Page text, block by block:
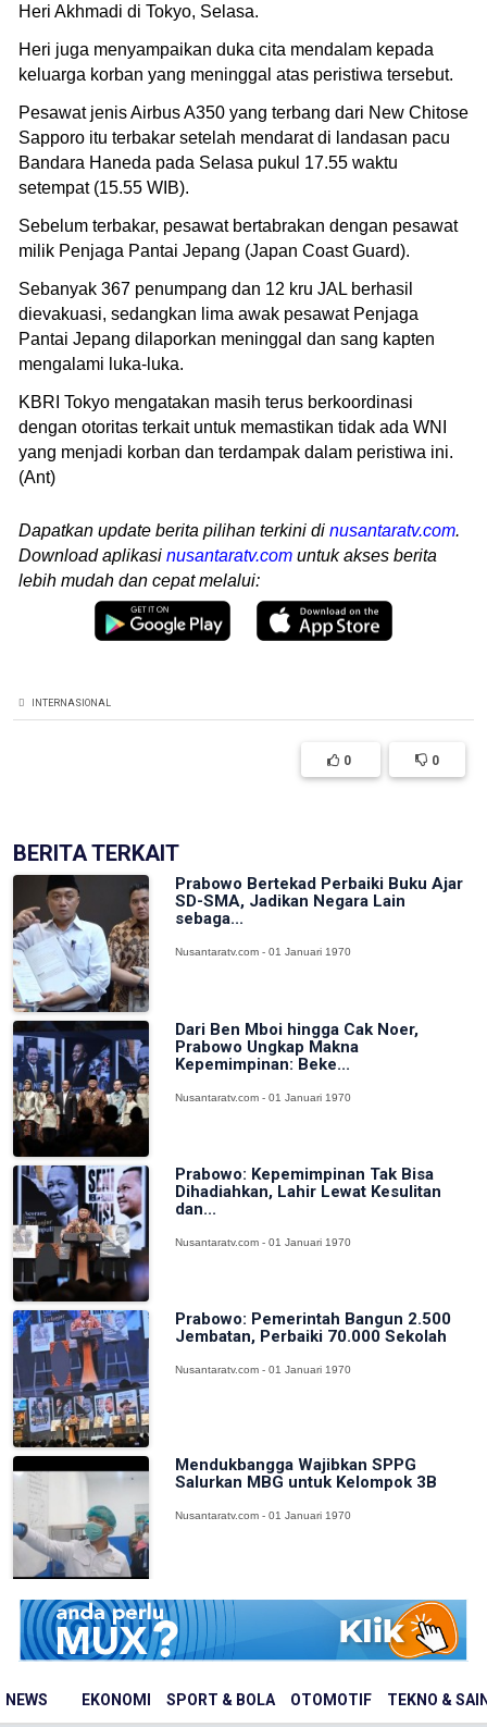
NEWS EKONOMI SPORT & BOLA OTOMOTIF TEKNO &
Heri Akhmadi di Tokyo, Selasa.
Heri juga menyampaikan duka cita mendalam kepada
keluarga korban yang meninggal atas peristiwa tersebut.
Pesawat jenis Airbus A350 yang terbang dari New Chitose
Sapporo itu terbakar setelah mendarat di landasan pacu
Bandara Haneda pada Selasa pukul 17.55 waktu
setempat (15.55 WIB).
Sebelum terbakar, pesawat bertabrakan dengan pesawat
milik Penjaga Pantai Jepang (Japan Coast Guard).
Sebanyak 367 penumpang dan 12 kru JAL berhasil
dievakuasi, sedangkan lima awak pesawat Penjaga
Pantai Jepang dilaporkan meninggal dan sang kapten
mengalami luka-luka.
KBRI Tokyo mengatakan masih terus berkoordinasi
dengan otoritas terkait untuk memastikan tidak ada WNI
yang menjadi korban dan terdampak dalam peristiwa ini.
(Ant)
Dapatkan update berita pilihan terkini di nusantaratv.com.
Download aplikasi nusantaratv.com untuk akses berita
lebih mudah dan cepat melalui:
INTERNASIONAL
0 0
BERITA TERKAIT
Prabowo Bertekad Perbaiki Buku Ajar
SD-SMA, Jadikan Negara Lain
sebaga...
Nusantaratv.com - 01 Januari 1970
Dari Ben Mboi hingga Cak Noer,
Prabowo Ungkap Makna
Kepemimpinan: Beke...
Nusantaratv.com - 01 Januari 1970
Prabowo: Kepemimpinan Tak Bisa
Dihadiahkan, Lahir Lewat Kesulitan
dan...
Nusantaratv.com - 01 Januari 1970
Prabowo: Pemerintah Bangun 2.500
Jembatan, Perbaiki 70.000 Sekolah
Nusantaratv.com - 01 Januari 1970
Mendukbangga Wajibkan SPPG
Salurkan MBG untuk Kelompok 3B
Nusantaratv.com - 01 Januari 1970